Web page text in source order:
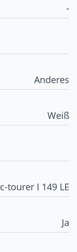
-
Anderes
Weiß
c-tourer I 149 LE
Ja